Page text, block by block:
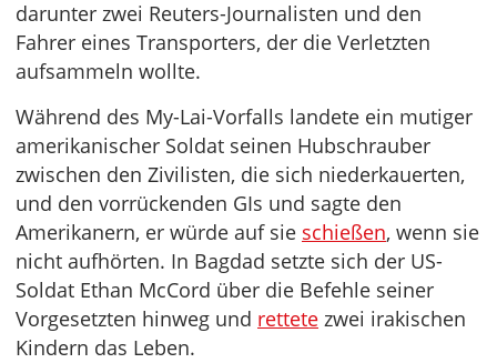
darunter zwei Reuters-Journalisten und den
Fahrer eines Transporters, der die Verletzten
aufsammeln wollte.
Während des My-Lai-Vorfalls landete ein mutiger
amerikanischer Soldat seinen Hubschrauber
zwischen den Zivilisten, die sich niederkauerten,
und den vorrückenden GIs und sagte den
Amerikanern, er würde auf sie schießen, wenn sie
nicht aufhörten. In Bagdad setzte sich der US-
Soldat Ethan McCord über die Befehle seiner
Vorgesetzten hinweg und rettete zwei irakischen
Kindern das Leben.